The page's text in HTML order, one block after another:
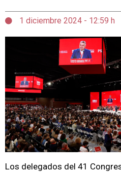
1 diciembre 2024 - 12:59 h
Los delegados del 41